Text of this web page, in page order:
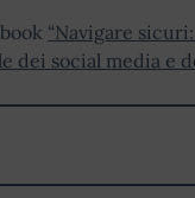
“Navigare
dei social media e